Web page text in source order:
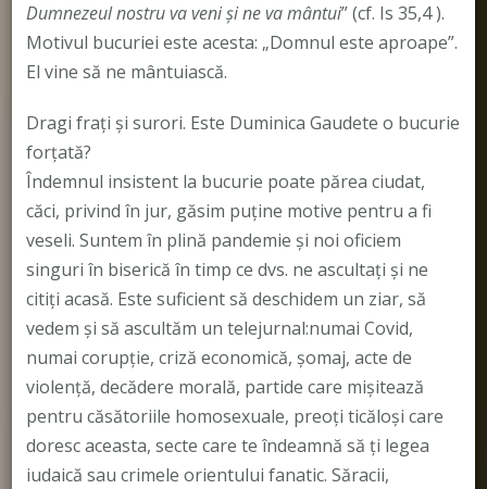
Dumnezeul nostru va veni şi ne va mântui” (cf. Is 35,4 ).
Motivul bucuriei este acesta: „Domnul este aproape”.
El vine să ne mântuiască.
Dragi frați și surori. Este Duminica Gaudete o bucurie
forţată?
Îndemnul insistent la bucurie poate părea ciudat,
căci, privind în jur, găsim puţine motive pentru a fi
veseli. Suntem în plină pandemie și noi oficiem
singuri în biserică în timp ce dvs. ne ascultați și ne
citiți acasă. Este suficient să deschidem un ziar, să
vedem şi să ascultăm un telejurnal:numai Covid,
numai corupţie, criză economică, şomaj, acte de
violenţă, decădere morală, partide care mișitează
pentru căsătoriile homosexuale, preoți ticăloși care
doresc aceasta, secte care te îndeamnă să ți legea
iudaică sau crimele orientului fanatic. Săracii,